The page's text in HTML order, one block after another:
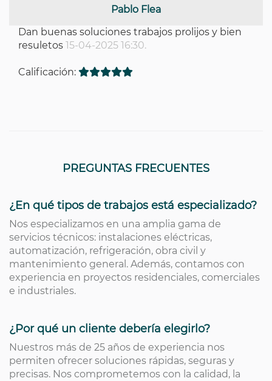
Pablo Flea
Dan buenas soluciones trabajos prolijos y bien
resuletos 15-04-2025 16:30.
Calificación:
PREGUNTAS FRECUENTES
¿En qué tipos de trabajos está especializado?
Nos especializamos en una amplia gama de
servicios técnicos: instalaciones eléctricas,
automatización, refrigeración, obra civil y
mantenimiento general. Además, contamos con
experiencia en proyectos residenciales, comerciales
e industriales.
¿Por qué un cliente debería elegirlo?
Nuestros más de 25 años de experiencia nos
permiten ofrecer soluciones rápidas, seguras y
precisas. Nos comprometemos con la calidad, la